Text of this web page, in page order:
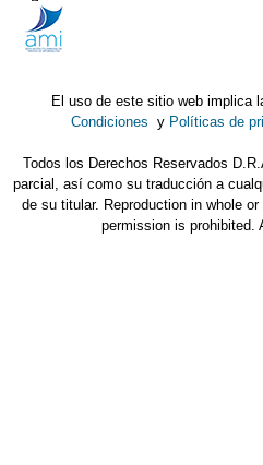
El uso de este sitio web implica
Condiciones y Políticas de
Todos los Derechos Reservados
parcial, así como su traducción a
de su titular. Reproduction in whole
permission is prohibited.